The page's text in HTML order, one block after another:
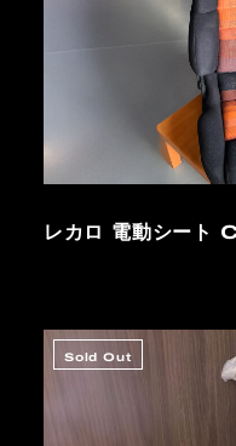
レカロ 電動シー
Sold Out